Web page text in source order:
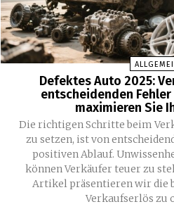
Defektes Auto 2025:
entscheidenden
maximieren Sie
Die richtigen Schritte beim
zu setzen, ist von
positiven Ablauf.
können Verkäufer teuer zu
Artikel präsentieren wir die
Verkaufserlös zu